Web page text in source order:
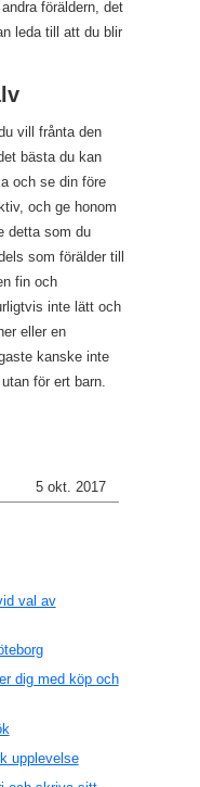
föräldern, det
leda till att du blir
vill frånta den
bästa du kan
och se din före
och ge honom
detta som du
som förälder till
fin och
inte lätt och
eller en
kanske inte
för ert barn.
5 okt. 2017
val av
dig med köp och
upplevelse